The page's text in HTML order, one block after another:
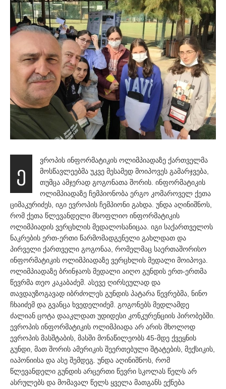
ე
ვროპის ინფორმატიკის ოლიმპიადაზე ქართველმა
მოსწავლეებმა უკვე მესამედ მოიპოვეს გამარჯვება,
თუმცა ამჯერად გოგონათა შორის. ინფორმატიკის
ოლიმპიადაზე ჩემპიონობა ერგო კომაროველ ქეთა
ციმაკურიძეს, იგი ევროპის ჩემპიონი გახდა. უნდა აღინიშნოს,
რომ ქეთა წლევანდელი მსოფლიო ინფორმატიკის
ოლიმპიადის ვერცხლის მედალოსანიცაა. იგი საქართველოს
ნაკრების ერთ-ერთი წარმომადგენელი გახლდათ და
პირველი ქართველი გოგონაა, რომელმაც საერთაშორისო
ინფორმატიკის ოლიმპიადაზე ვერცხლის მედალი მოიპოვა.
ოლიმპიადაზე ბრინჯაოს მედალი აიღო გუნდის ერთ-ერთმა
წევრმა თეო კაკაბაძემ. ასევე ღირსეულად და
თავდაუზოგავად იბრძოლეს გუნდის პატარა წევრებმა, ნინო
ჩხაიძემ და გვანცა ხვედელიძემ. გოგონებს მედლამდე
ძალიან ცოტა დააკლდათ უდიდესი კონკურენციის პირობებში.
ევროპის ინფორმატიკის ოლიმპიადა არ არის მხოლოდ
ევროპის მასშტაბის, მასში მონაწილეობს 45-მდე ქვეყნის
გუნდი, მათ შორის ამერიკის შეერთებული შტატების, მექსიკის,
იაპონიისა და ასე შემდეგ. უნდა აღინიშნოს, რომ
წლევანდელი გუნდის არცერთი წევრი სკოლას წელს არ
ასრულებს და მომავალ წელს ყველა მათგანს ექნება